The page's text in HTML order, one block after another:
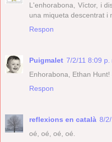
L'enhorabona, Víctor, i
una miqueta descentrat i
Respon
Puigmalet 7/2/11 8:09 p.
Enhorabona, Ethan
Respon
reflexions en català 8/
oé, oé, oé, oé.